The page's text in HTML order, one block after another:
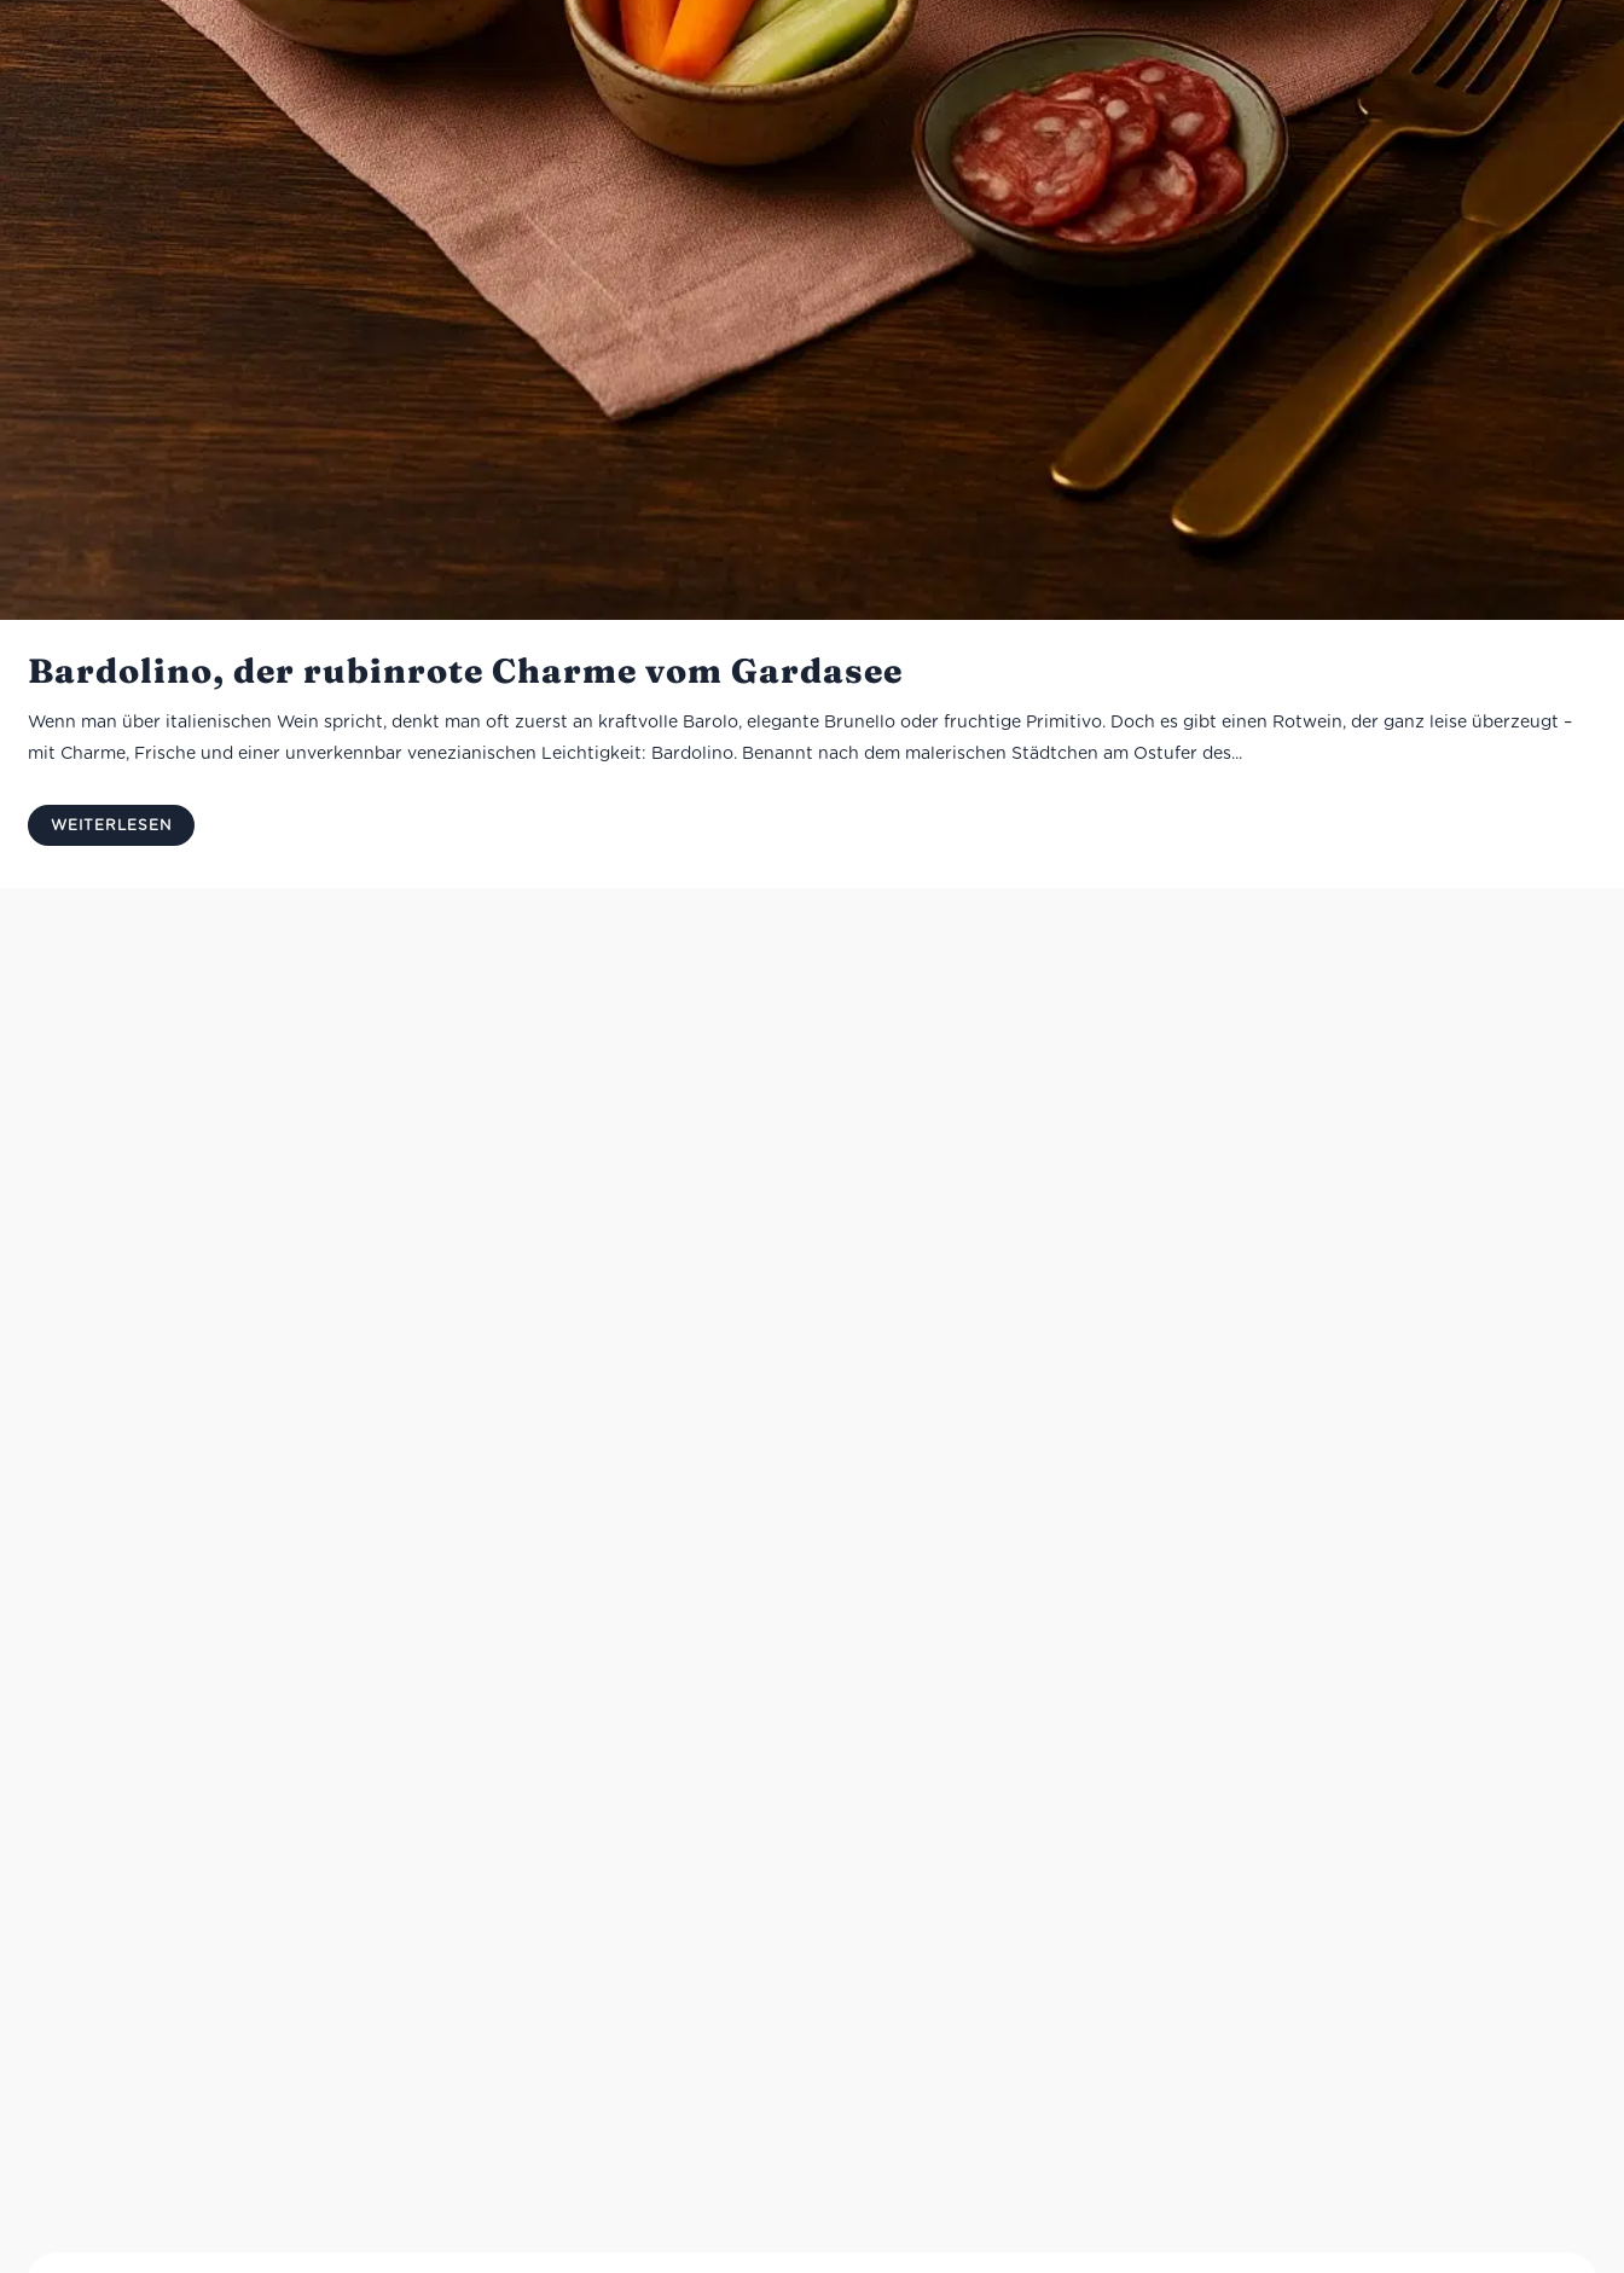
Bardolino, der rubinrote Charme vom Gardasee
Wenn man über italienischen Wein spricht, denkt man oft zuerst an kraftvolle Barolo, elegante Brunello oder fruchtige Primitivo. Doch es gibt einen Rotwein, der ganz leise überzeugt –
mit Charme, Frische und einer unverkennbar venezianischen Leichtigkeit: Bardolino. Benannt nach dem malerischen Städtchen am Ostufer des...
WEITERLESEN